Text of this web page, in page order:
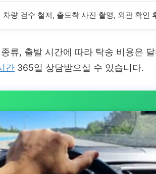
차량 검수 철저, 출도착 사진 촬영, 외관 확인
류, 출발 시간에 따라 탁송 비용은
간 365일 상담받으실 수 있습니다.